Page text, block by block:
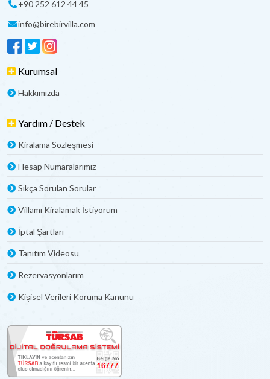
+90 252 612 44 45
info@birebirvilla.com
Kurumsal
Hakkımızda
Yardım / Destek
Kiralama Sözleşmesi
Hesap Numaralarımız
Sıkça Sorulan Sorular
Villamı Kiralamak İstiyorum
İptal Şartları
Tanıtım Videosu
Rezervasyonlarım
Kişisel Verileri Koruma Kanunu